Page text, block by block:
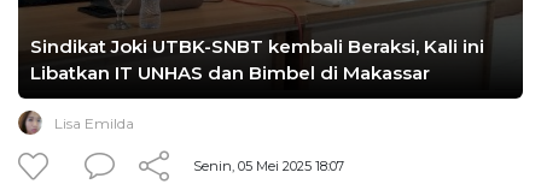
Sindikat Joki UTBK-SNBT kembali Beraksi, Kali ini
Libatkan IT UNHAS dan Bimbel di Makassar
Lisa Emilda
Senin, 05 Mei 2025 18:07